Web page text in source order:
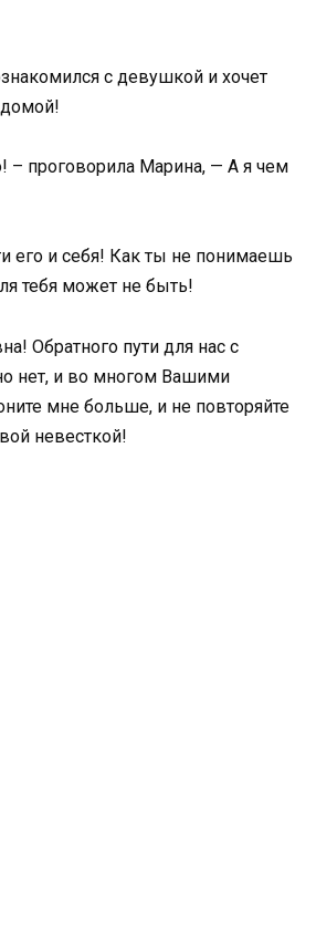
с девушкой и хочет
– проговорила Марина, — А я чем
его и себя! Как ты не понимаешь
тебя может не быть!
Обратного пути для нас с
нет, и во многом Вашими
мне больше, и не повторяйте
невесткой!